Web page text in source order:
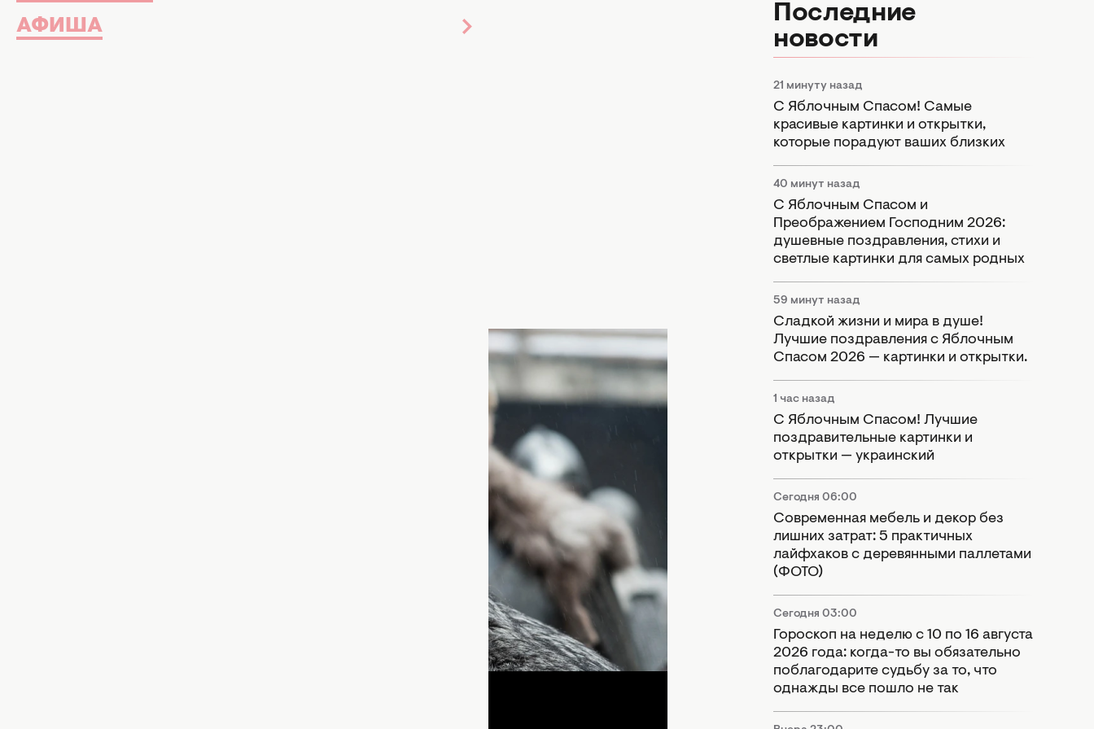
АФИША
Узнайте больше об известной актрисе и бывшей жене Джо Джонасе
Софи Белинда Тернер (в браке Джонас) — британская актриса театра и
кино. Большинство людей знают ее благодаря знаковой роли рыжеволосой
Сансы Старк в сериале "Игра престолов". Но недавно стало известно, что
в сериале "Расхитительница гробниц".
По случаю дня рождения Софи Тернер мы собрали интересные факты из
11 интересных фактов из биографии Софи Тернер
Последние
новости
21 минуту назад
С Яблочным Спасом! Самые
красивые картинки и открытки,
которые порадуют ваших близких
40 минут назад
С Яблочным Спасом и
Преображением Господним 2026:
душевные поздравления, стихи и
светлые картинки для самых родных
59 минут назад
Сладкой жизни и мира в душе!
Лучшие поздравления с Яблочным
Спасом 2026 — картинки и открытки.
1 час назад
С Яблочным Спасом! Лучшие
поздравительные картинки и
открытки — украинский
Сегодня 06:00
Современная мебель и декор без
лишних затрат: 5 практичных
лайфхаков с деревянными паллетами
(ФОТО)
Сегодня 03:00
Гороскоп на неделю с 10 по 16 августа
2026 года: когда-то вы обязательно
поблагодарите судьбу за то, что
однажды все пошло не так